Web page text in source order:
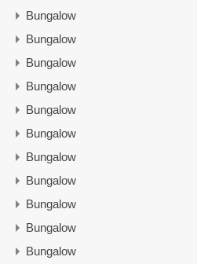
Bungalow
Bungalow
Bungalow
Bungalow
Bungalow
Bungalow
Bungalow
Bungalow
Bungalow
Bungalow
Bungalow